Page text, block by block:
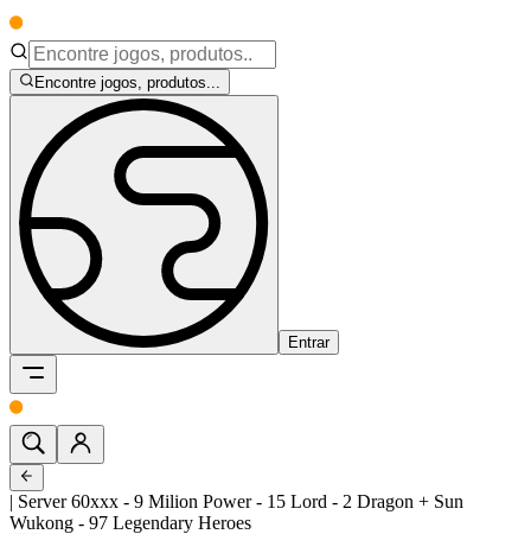
Encontre jogos, produtos...
Entrar
| Server 60xxx - 9 Milion Power - 15 Lord - 2 Dragon + Sun
Wukong - 97 Legendary Heroes